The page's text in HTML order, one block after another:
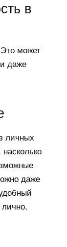
в
Это может
даже
личных
даже